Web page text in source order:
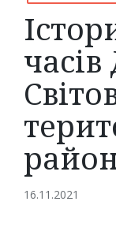
часів
16.11.2021